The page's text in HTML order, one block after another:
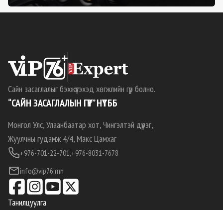
Сайн засаглалыг бэхжүүлэхэд хөгжлийн гүүр болно.
“САЙН ЗАСАГЛАЛЫН ГҮҮР” НҮТББ
Монгол Улс, Улаанбаатар хот, Чингэлтэй дүүрэг,
Жуулчны гудамж 4/4, Макс Цамхаг
+976-701-22-701,+976-8031-7678
info@vip76.mn
Танилцуулга